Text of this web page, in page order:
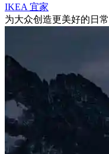
IKEA 宜家
为大众创造更美好的日